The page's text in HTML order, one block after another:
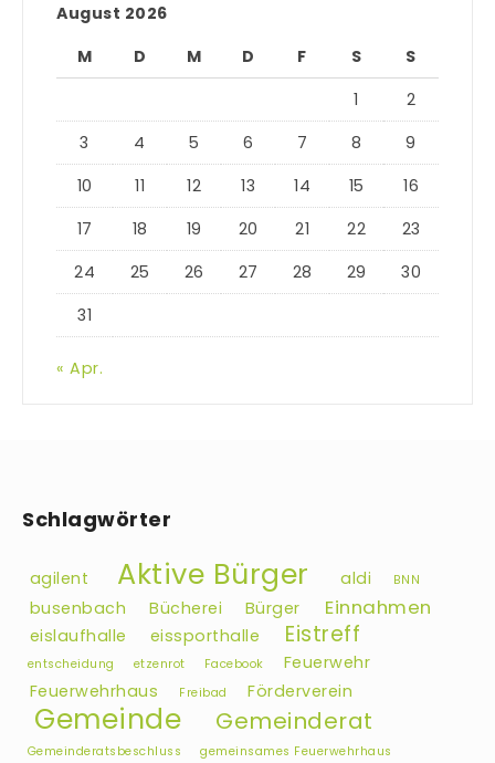
August 2026
M
D M D F S
S
1
2
3
4 5 6 7 8
9
10
11 12 13 14 15
16
17
18 19 20 21 22
23
24
25 26 27 28 29
30
31
« Apr.
Schlagwörter
agilent Aktive Bürger aldi BNN
busenbach Bücherei Bürger Einnahmen
eislaufhalle eissporthalle Eistreff
entscheidung etzenrot Facebook
Feuerwehr
Feuerwehrhaus
Freibad Förderverein
Gemeinde Gemeinderat
Gemeinderatsbeschluss gemeinsames Feuerwehrhaus